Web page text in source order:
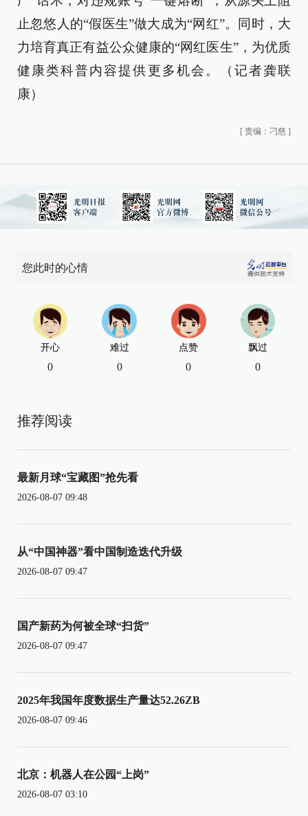
止忽悠人的“假医生”做大成为“网红”。同时，大
力培育真正有益公众健康的“网红医生”，为优质
健康类科普内容提供更多机会。（记者龚联
康）
[ 责编：刁慈 ]
您此时的心情
开心
0
难过
0
点赞
0
飘过
0
推荐阅读
最新月球“宝藏图”抢先看
2026-08-07 09:48
从“中国神器”看中国制造迭代升级
2026-08-07 09:47
国产新药为何被全球“扫货”
2026-08-07 09:47
2025年我国年度数据生产量达52.26ZB
2026-08-07 09:46
北京：机器人在公园“上岗”
2026-08-07 03:10